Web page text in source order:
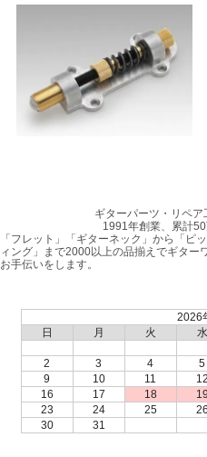
ギターパーツ・リペア
1991年創業、累計50
「フレット」「ギターネック」から「ピ
ィング」まで2000以上の品揃えでギター
お手伝いをします。
2026
日
月 火 水
2
3 4 5
9
10 11 12
16
17 18 19
23
24 25 26
30
31